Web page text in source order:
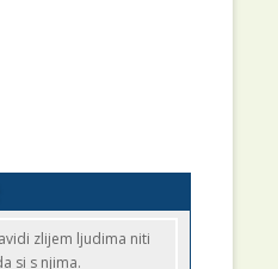
zlijem ljudima niti
si s njima.